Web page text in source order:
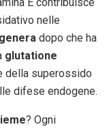
nelle
dopo che ha
glutatione
della superossido
difese endogene.
? Ogni